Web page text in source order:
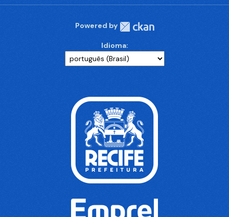
Powered by
Idioma